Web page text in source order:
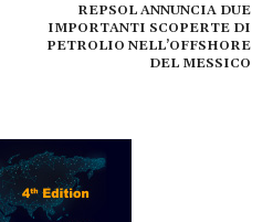
REPSOL ANNUNCIA DUE
IMPORTANTI SCOPERTE DI
PETROLIO NELL’OFFSHORE
DEL MESSICO